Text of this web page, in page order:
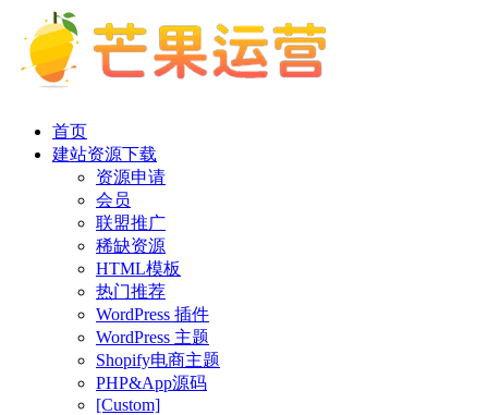
首页
建站资源下载
资源申请
会员
联盟推广
稀缺资源
HTML模板
热门推荐
WordPress 插件
WordPress 主题
Shopify电商主题
PHP&App源码
[Custom]